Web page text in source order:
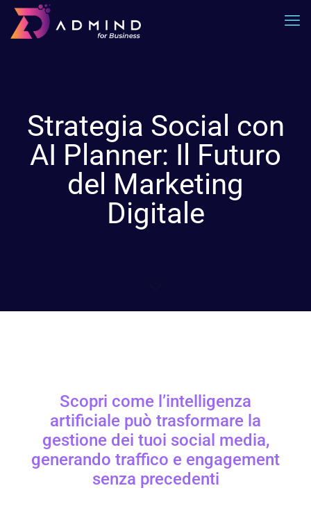
Strategia Social con
AI Planner: Il Futuro
del Marketing
Digitale
Scopri come l’intelligenza
artificiale può trasformare la
gestione dei tuoi social media,
generando traffico e engagement
senza precedenti